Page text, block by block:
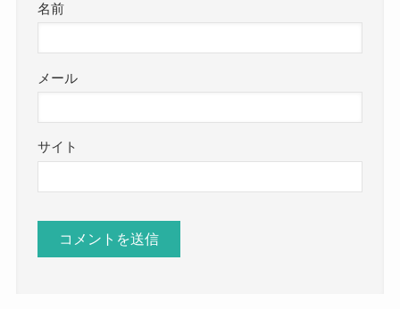
名前
メール
サイト